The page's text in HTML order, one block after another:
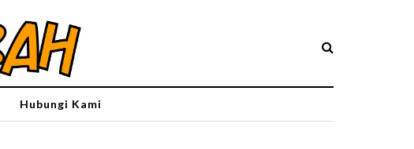
Hubungi Kami